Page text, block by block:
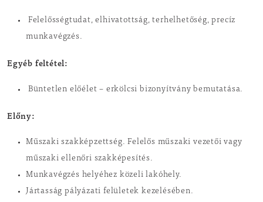
Felelősségtudat, elhivatottság, terhelhetőség, precíz
munkavégzés.
Egyéb feltétel:
Büntetlen előélet – erkölcsi bizonyítvány bemutatása.
Előny:
Műszaki szakképzettség. Felelős műszaki vezetői vagy
műszaki ellenőri szakképesítés.
Munkavégzés helyéhez közeli lakóhely.
Jártasság pályázati felületek kezelésében.